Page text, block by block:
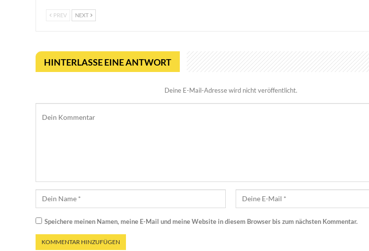
PREV NEXT
HINTERLASSE EINE ANTWORT
Deine E-Mail-Adresse wird nicht veröffentlicht.
Speichere meinen Namen, meine E-Mail und meine Website in diesem Browser bis zum nächsten Kommentar.